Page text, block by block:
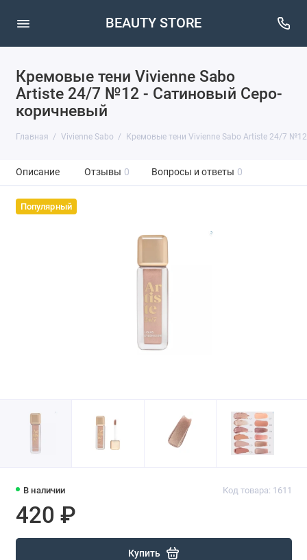
BEAUTY STORE
Кремовые тени Vivienne Sabo
Artiste 24/7 №12 - Сатиновый Серо-
коричневый
Главная Vivienne Sabo Кремовые тени Vivienne Sabo Artiste 24/7
Описание Отзывы 0 Вопросы и ответы 0
Популярный
В наличии Код товара: 1611
420 ₽
Купить